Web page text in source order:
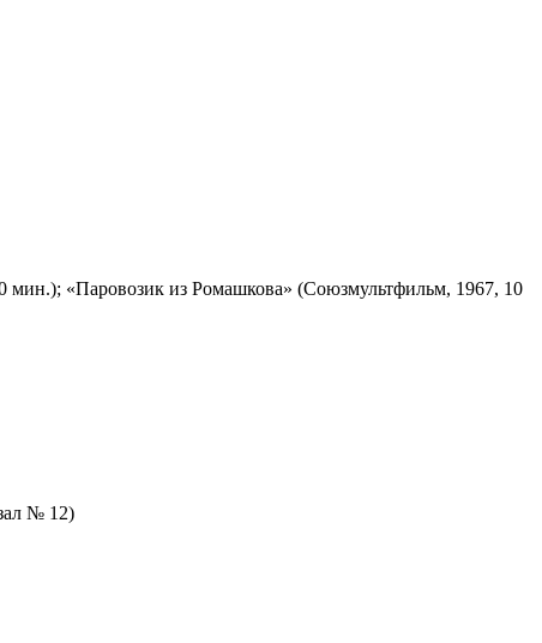
«Паровозик из Ромашкова» (Союзмультфильм, 1967, 10
№ 12)